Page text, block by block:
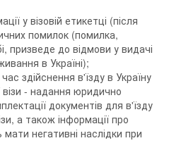
у візовій етикетці (після
помилок (помилка,
призведе до відмови у видачі
в Україні);
здійснення в'їзду в Україну
візи - надання юридично
документів для в'їзду
а також інформації про
негативні наслідки при